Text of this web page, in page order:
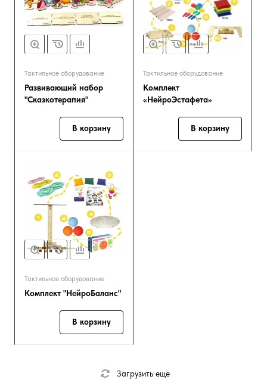
Тактильное оборудование
Развивающий набор
"Сказкотерапия"
В корзину
Тактильное оборудование
Комплект
«НейроЭстафета»
В корзину
Тактильное оборудование
Комплект "НейроБаланс"
В корзину
Загрузить еще